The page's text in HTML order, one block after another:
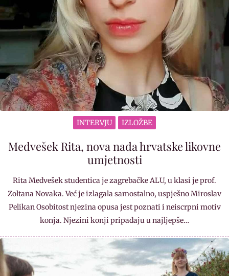
INTERVJU IZLOŽBE
Medvešek Rita, nova nada hrvatske likovne
umjetnosti
Rita Medvešek studentica je zagrebačke ALU, u klasi je prof.
Zoltana Novaka. Već je izlagala samostalno, uspješno Miroslav
Pelikan Osobitost njezina opusa jest poznati i neiscrpni motiv
konja. Njezini konji pripadaju u najljepše…